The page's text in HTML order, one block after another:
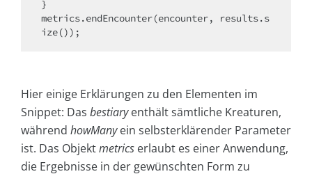
}
metrics.endEncounter(encounter, results.s
ize());
Hier einige Erklärungen zu den Elementen im
Snippet: Das bestiaryenthält sämtliche Kreaturen,
während howManyein selbsterklärender Parameter
ist. Das Objektmetrics erlaubt es einer Anwendung,
die Ergebnisse in der gewünschten Form zu